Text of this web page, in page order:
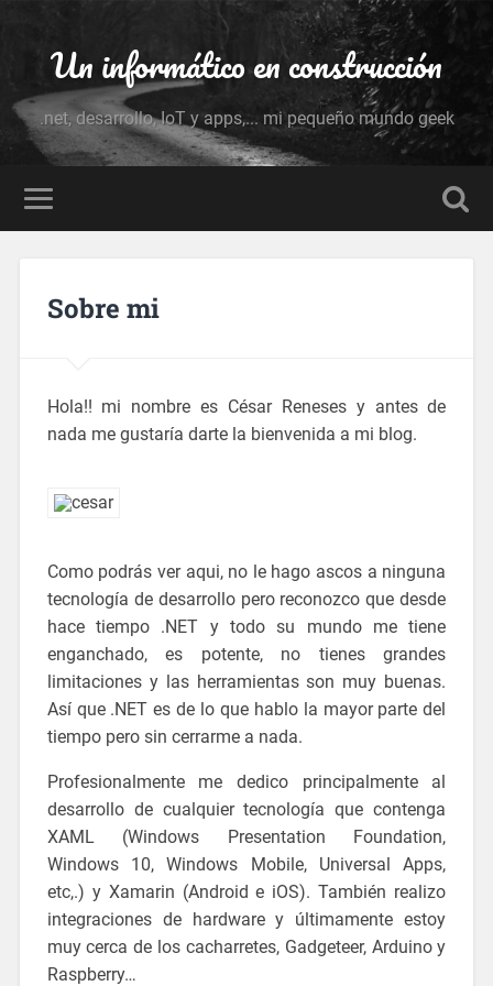
Un informático en construcción
.net, desarrollo, IoT y apps,... mi pequeño mundo geek
Sobre mi
Hola!! mi nombre es César Reneses y antes de
nada me gustaría darte la bienvenida a mi blog.
Como podrás ver aqui, no le hago ascos a ninguna
tecnología de desarrollo pero reconozco que desde
hace tiempo .NET y todo su mundo me tiene
enganchado, es potente, no tienes grandes
limitaciones y las herramientas son muy buenas.
Así que .NET es de lo que hablo la mayor parte del
tiempo pero sin cerrarme a nada.
Profesionalmente me dedico principalmente al
desarrollo de cualquier tecnología que contenga
XAML (Windows Presentation Foundation,
Windows 10, Windows Mobile, Universal Apps,
etc,.) y Xamarin (Android e iOS). También realizo
integraciones de hardware y últimamente estoy
muy cerca de los cacharretes, Gadgeteer, Arduino y
Raspberry…